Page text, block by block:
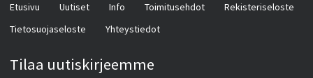
Etusivu Uutiset Info Toimitusehdot
Rekisteriseloste
Tietosuojaseloste
Yhteystiedot
Tilaa uutiskirjeemme